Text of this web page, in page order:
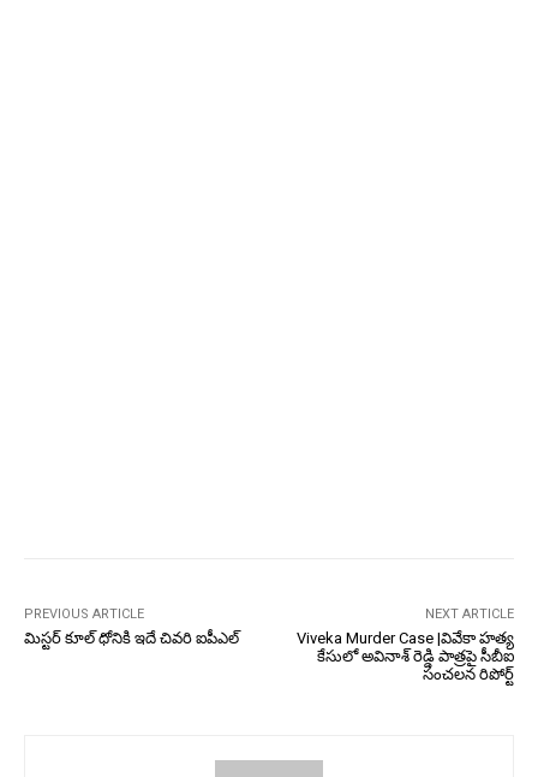
PREVIOUS ARTICLE
మిస్టర్ కూల్ ధోనికి ఇదే చివరి ఐపీఎల్
NEXT ARTICLE
Viveka Murder Case |వివేకా హత్య
కేసులో అవినాశ్ రెడ్డి పాత్రపై సీబీఐ
సంచలన రిపోర్ట్